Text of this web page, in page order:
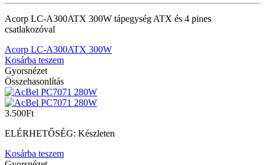
Acorp LC-A300ATX 300W tápegység ATX és 4 pines
csatlakozóval
Acorp LC-A300ATX 300W
Kosárba teszem
Gyorsnézet
Összehasonlítás
3.500Ft
ELÉRHETŐSÉG: Készleten
Kosárba teszem